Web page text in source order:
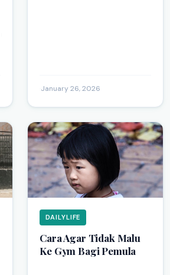
January 26, 2026
DAILYLIFE
Cara Agar Tidak Malu
Ke Gym Bagi Pemula